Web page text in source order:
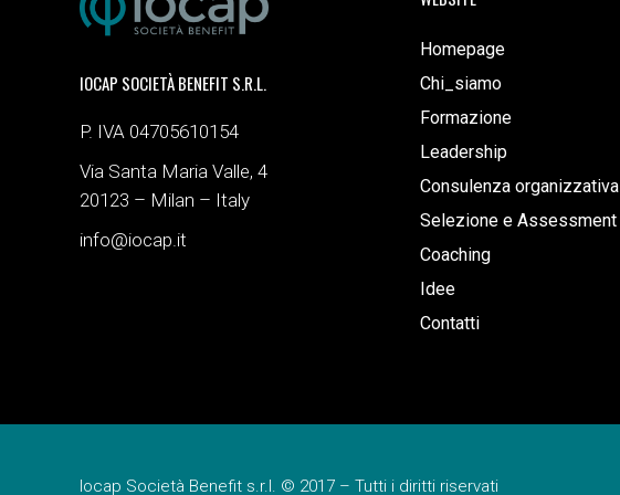
IOCAP SOCIETÀ BENEFIT S.R.L.
P. IVA 04705610154
Via Santa Maria Valle, 4
20123 – Milan – Italy
info@iocap.it
Homepage
Chi_siamo
Formazione
Leadership
Consulenza organizzativa
Selezione e Assessment
Coaching
Idee
Contatti
Iocap Società Benefit s.r.l. © 2017 – Tutti i diritti riservati